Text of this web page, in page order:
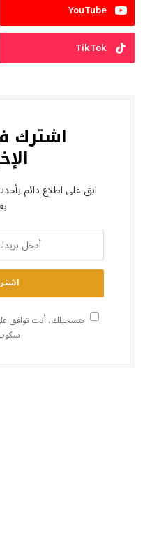
YouTube
TikTok
اشترك
ابقَ على اطلاع دائم
بتسجيلك، أنت توافق